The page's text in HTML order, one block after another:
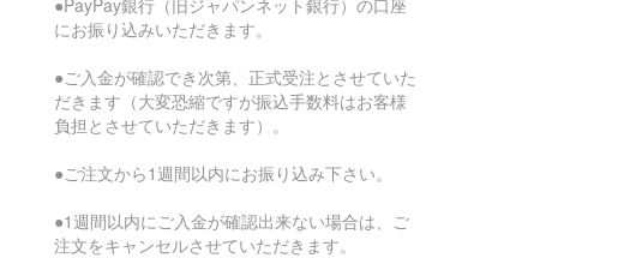
●PayPay銀行（旧ジャパンネット銀行）の口座
にお振り込みいただきます。
●ご入金が確認でき次第、正式受注とさせていた
だきます（大変恐縮ですが振込手数料はお客様
負担とさせていただきます）。
●ご注文から1週間以内にお振り込み下さい。
●1週間以内にご入金が確認出来ない場合は、ご
注文をキャンセルさせていただきます。